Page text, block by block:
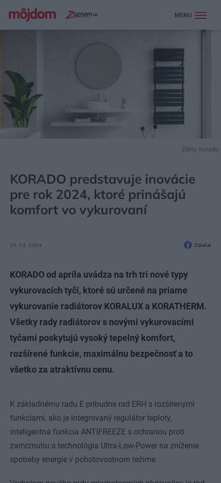
MENU
Zdroj: Korado
KORADO predstavuje inovácie
pre rok 2024, ktoré prinášajú
komfort vo vykurovaní
29. 03. 2024 Zdieľať
KORADO od apríla uvádza na trh tri nové typy
vykurovacích tyčí, ktoré sú určené na priame
vykurovanie radiátorov KORALUX a KORATHERM.
Všetky rady radiátorov s novými vykurovacími
tyčami poskytujú vysoký tepelný komfort,
rozšírené funkcie, maximálnu bezpečnosť a to
všetko za atraktívnu cenu.
K základnému radu E pribudne rad ERH s rozšírenými
funkciami, ako je integrovaný regulátor teploty,
inteligentná funkcia ANTIFREEZE s ochranou proti
zamrznutiu a technológia Ultra-Low-Power na zníženie
spotreby energie v pohotovostnom režime.